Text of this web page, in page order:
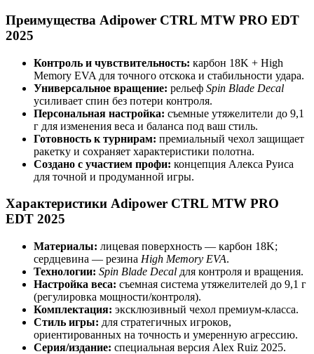
Преимущества Adipower CTRL MTW PRO EDT
2025
Контроль и чувствительность: карбон 18K + High
Memory EVA для точного отскока и стабильности удара.
Универсальное вращение: рельеф Spin Blade Decal
усиливает спин без потери контроля.
Персональная настройка: съемные утяжелители до 9,1
г для изменения веса и баланса под ваш стиль.
Готовность к турнирам: премиальный чехол защищает
ракетку и сохраняет характеристики полотна.
Создано с участием профи: концепция Алекса Руиса
для точной и продуманной игры.
Характеристики Adipower CTRL MTW PRO
EDT 2025
Материалы: лицевая поверхность — карбон 18K;
сердцевина — резина High Memory EVA.
Технологии: Spin Blade Decal для контроля и вращения.
Настройка веса: съемная система утяжелителей до 9,1 г
(регулировка мощности/контроля).
Комплектация: эксклюзивный чехол премиум-класса.
Стиль игры: для стратегичных игроков,
ориентированных на точность и умеренную агрессию.
Серия/издание: специальная версия Alex Ruiz 2025.